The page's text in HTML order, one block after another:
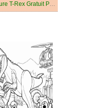
Dinosaure T-Rex Gratuit Pour les Enfants